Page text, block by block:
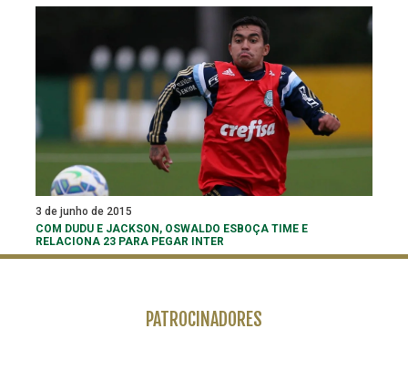
3 de junho de 2015
COM DUDU E JACKSON, OSWALDO ESBOÇA TIME E
RELACIONA 23 PARA PEGAR INTER
PATROCINADORES